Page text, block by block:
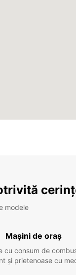
modele
Mașini de oraș
cu consum de
și prietenoase cu